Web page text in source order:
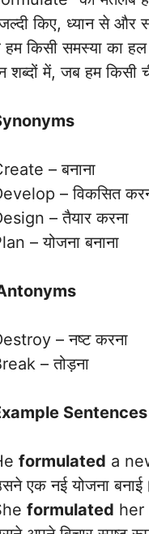
जल्दी किए, ध्यान से
किसी समस्या का
शब्दों में, जब हम किसी
– बनाना
– विकसित
– तैयार करना
– योजना बनाना
– नष्ट करना
– तोड़ना
Sentences
formulated a
एक नई योजना बनाई।
formulated her